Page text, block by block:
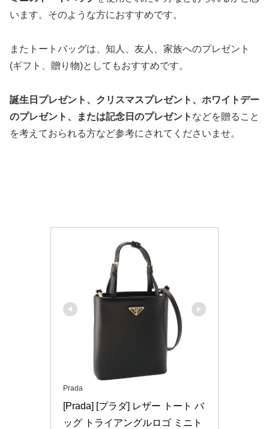
います。そのような方におすすめです。
またトートバッグは、知人、友人、家族へのプレゼント
(ギフト、贈り物)としてもおすすめです。
誕生日プレゼント、クリスマスプレゼント、ホワイトデー
のプレゼント、または記念日のプレゼント などを贈ること
を考えておられる方など参考にされてくださいませ。
Prada
[Prada] [プラダ] レザー トート バ
ッグ トライアングルロゴ ミニト